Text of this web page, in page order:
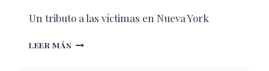
Un tributo a las víctimas en Nueva York
LEER MÁS MEMORIAL